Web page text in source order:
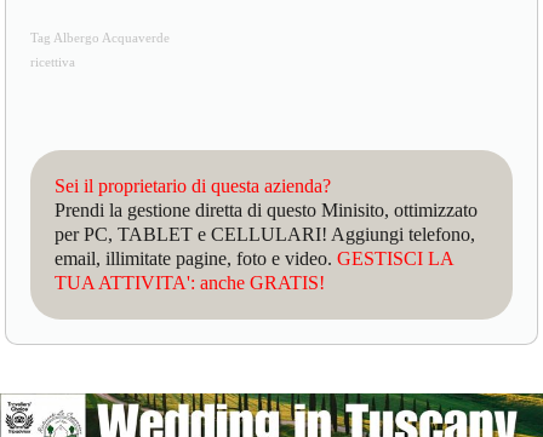
Tag Albergo Acquaverde
ricettiva
Sei il proprietario di questa azienda?
Prendi la gestione diretta di questo Minisito, ottimizzato
per PC, TABLET e CELLULARI! Aggiungi telefono,
email, illimitate pagine, foto e video.GESTISCI LA
TUA ATTIVITA': anche GRATIS!